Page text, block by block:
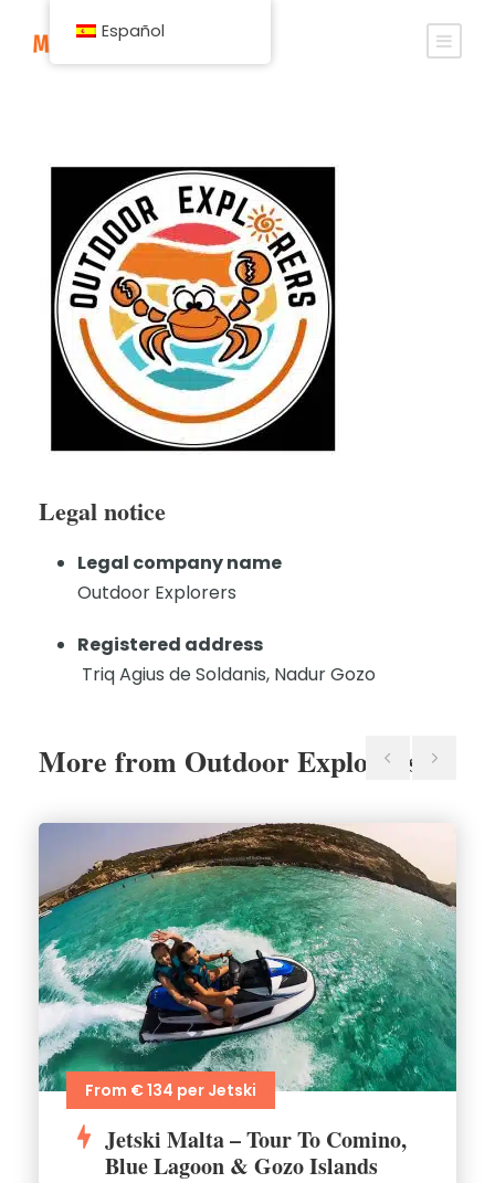
Legal notice
Legal company name
Outdoor Explorers
Registered address
TriqAgius de Soldanis, Nadur Gozo
More from Outdoor Explorers
From € 134 per Jetski
Jetski Malta – Tour To Comino,
Blue Lagoon & Gozo Islands
Español